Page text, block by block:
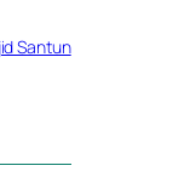
Santun